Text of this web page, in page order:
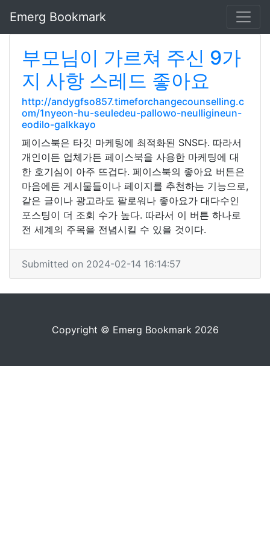
Emerg Bookmark
부모님이 가르쳐 주신 9가
지 사항 스레드 좋아요
http://andygfso857.timeforchangecounselling.c
om/1nyeon-hu-seuledeu-pallowo-neulligineun-
eodilo-galkkayo
페이스북은 타깃 마케팅에 최적화된 SNS다. 따라서
개인이든 업체가든 페이스북을 사용한 마케팅에 대
한 호기심이 아주 뜨겁다. 페이스북의 좋아요 버튼은
마음에든 게시물들이나 페이지를 추천하는 기능으로,
같은 글이나 광고라도 팔로워나 좋아요가 대다수인
포스팅이 더 조회 수가 높다. 따라서 이 버튼 하나로
전 세계의 주목을 전념시킬 수 있을 것이다.
Submitted on 2024-02-14 16:14:57
Copyright © Emerg Bookmark 2026